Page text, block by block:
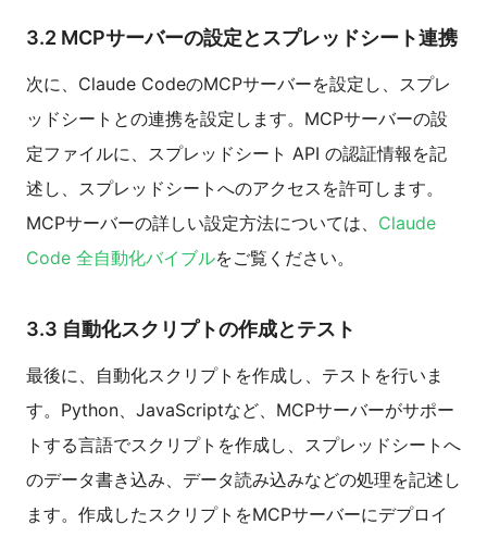
3.2 MCPサーバーの設定とスプレッドシート連携
次に、Claude CodeのMCPサーバーを設定し、スプレ
ッドシートとの連携を設定します。MCPサーバーの設
定ファイルに、スプレッドシート API の認証情報を記
述し、スプレッドシートへのアクセスを許可します。
MCPサーバーの詳しい設定方法については、 Claude
Code 全自動化バイブルをご覧ください。
3.3 自動化スクリプトの作成とテスト
最後に、自動化スクリプトを作成し、テストを行いま
す。Python、JavaScriptなど、MCPサーバーがサポー
トする言語でスクリプトを作成し、スプレッドシートへ
のデータ書き込み、データ読み込みなどの処理を記述し
ます。作成したスクリプトをMCPサーバーにデプロイ